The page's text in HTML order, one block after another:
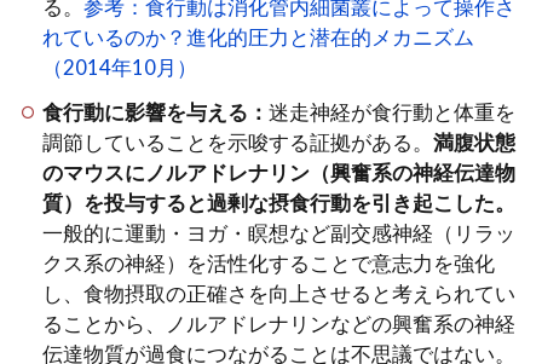
る。参考：食行動は消化管内細菌叢によって操作さ
れているのか？進化的圧力と潜在的メカニズム
（2014年10月）
食行動に影響を与える：迷走神経が食行動と体重を
調節していることを示唆する証拠がある。満腹状態
のマウスにノルアドレナリン（興奮系の神経伝達物
質）を投与すると過剰な摂食行動を引き起こした。
一般的に運動・ヨガ・瞑想など副交感神経（リラッ
クス系の神経）を活性化することで意志力を強化
し、食物摂取の正確さを向上させると考えられてい
ることから、ノルアドレナリンなどの興奮系の神経
伝達物質が過食につながることは不思議ではない。